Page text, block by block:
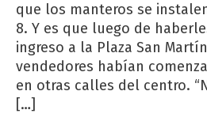
que los manteros se
8. Y es que luego de
ingreso a la Plaza San
vendedores habían
en otras calles del centro.
[…]